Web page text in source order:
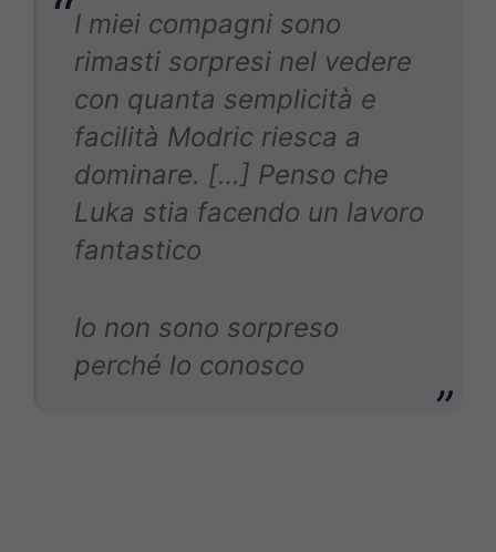
I miei compagni sono
rimasti sorpresi nel vedere
con quanta semplicità e
facilità Modric riesca a
dominare. […] Penso che
Luka stia facendo un lavoro
fantastico
Io non sono sorpreso
perché lo conosco